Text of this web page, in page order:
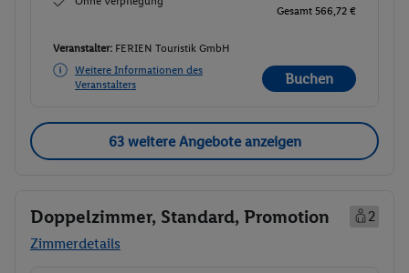
Gesamt 566,72 €
Veranstalter: FERIEN Touristik GmbH
Weitere Informationen des
Veranstalters
Buchen
63 weitere Angebote anzeigen
Doppelzimmer, Standard, Promotion
2
Zimmerdetails